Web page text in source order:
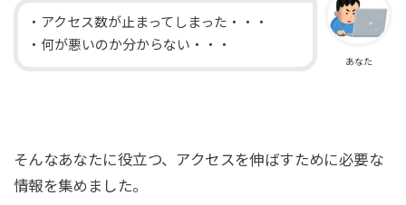
あなた
・アクセス数が止まってしまった・・・
・何が悪いのか分からない・・・
そんなあなたに役立つ、アクセスを伸ばすために必要な
情報を集めました。